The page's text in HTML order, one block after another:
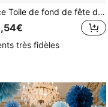
1 pièce Toile de fond de fête d'anniversaire sur le thème de l'espace - Planètes de l'espace extra-atmosphérique, fusées et étoiles de dessin animé - Bannière suspendue en polyester pour festival et photographie
très fidèles